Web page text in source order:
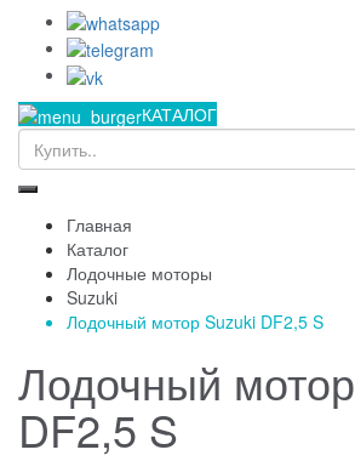
КАТАЛОГ
Главная
Каталог
Лодочные моторы
Suzuki
Лодочный мотор Suzuki DF2,5 S
Лодочный
DF2,5 S